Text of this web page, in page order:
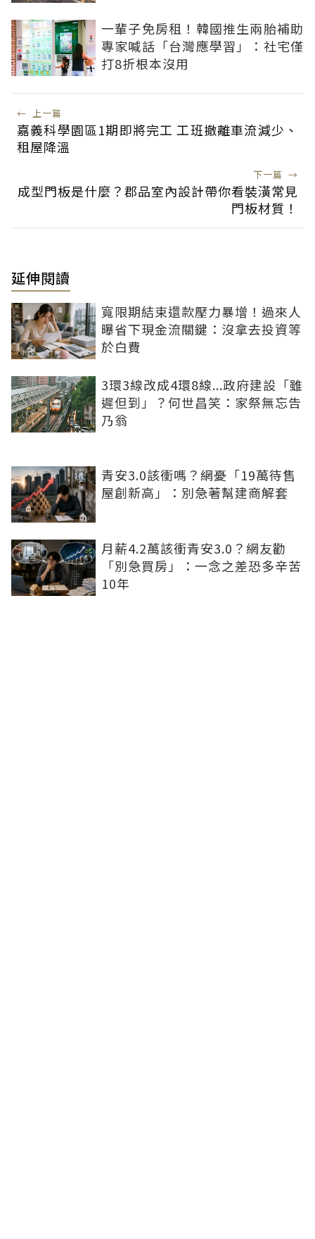
一輩子免房租！韓國推生兩胎補助
專家喊話「台灣應學習」：社宅僅
打8折根本沒用
← 上一篇
嘉義科學園區1期即將完工 工班撤離車流減少、
租屋降溫
下一篇 →
成型門板是什麼？郡品室內設計帶你看裝潢常見
門板材質！
延伸閱讀
寬限期結束還款壓力暴增！過來人
曝省下現金流關鍵：沒拿去投資等
於白費
3環3線改成4環8線...政府建設「雖
遲但到」？何世昌笑：家祭無忘告
乃翁
青安3.0該衝嗎？網憂「19萬待售
屋創新高」：別急著幫建商解套
月薪4.2萬該衝青安3.0？網友勸
「別急買房」：一念之差恐多辛苦
10年